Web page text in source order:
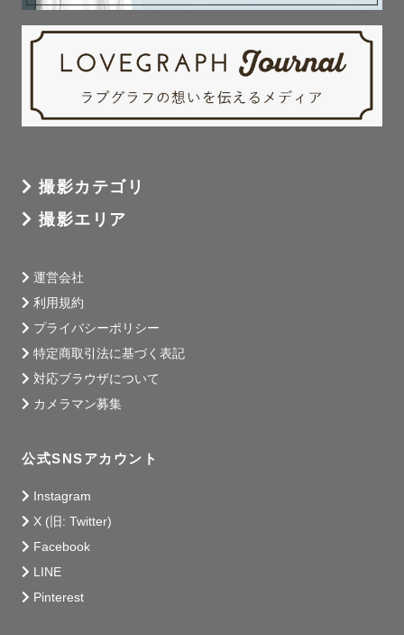
撮影カテゴリ
撮影エリア
運営会社
利用規約
プライバシーポリシー
特定商取引法に基づく表記
対応ブラウザについて
カメラマン募集
公式SNSアカウント
Instagram
X (旧: Twitter)
Facebook
LINE
Pinterest